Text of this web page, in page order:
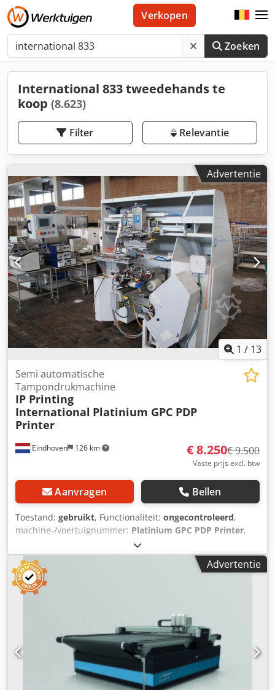
Zoeken
Verkopen
International 833 tweedehands te
koop (8.623)
Filter Relevantie
Advertentie
1 / 13
Eindhoven 126 km
Semi automatische
Tampondrukmachine
IP Printing
International Platinium GPC PDP
Printer
€ 8.250€ 9.500
Vaste prijs excl. btw
Aanvragen Bellen
Toestand: gebruikt, Functionaliteit: ongecontroleerd,
machine-/voertuignummer: Platinium GPC PDP Printer,
Gebruikte IP Semi Automatische Tampondrukinstallatie /
Tamponprinter IP Printing International Semi Automatic
Pad Printing Machine "Used for Pad Printing of PIA on son-
tubes and on shaped products" Manufacturer: IP Printing
International Belgium Model: Slider 160 GPC+P 290 GPC
Simatic Tough Pannel Dedpfx Adsw H Naaerock Inclusief
pallet met gereedschap en extra onderdelen
Advertentie